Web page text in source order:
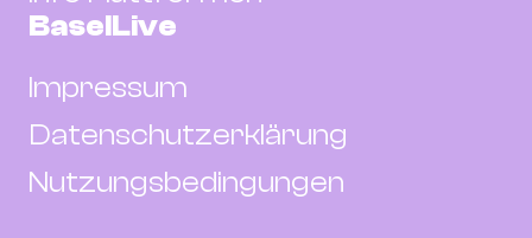
BaselLive
Impressum
Datenschutzerklärung
Nutzungsbedingungen